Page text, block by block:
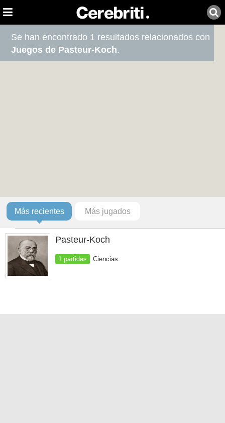
Se han encontrado 1 resultados relacionados con
Juegos de Pasteur-Koch.
Más recientes Más jugados
Pasteur-Koch
1 partidas Ciencias